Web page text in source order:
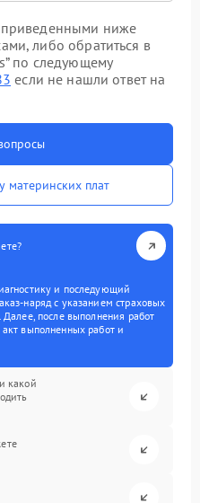
приведенными ниже
либо обратиться в
по следующему
если не нашли ответ на
материнских плат
и последующий
наряд с указанием страховых
Далее, после выполнения работ
выполненных работ и
какой